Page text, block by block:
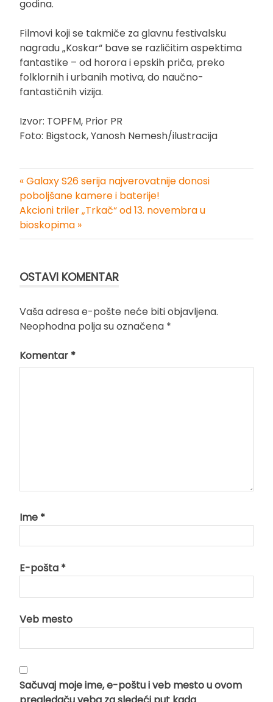
godina.
Filmovi koji se takmiče za glavnu festivalsku
nagradu „Koskar“ bave se različitim aspektima
fantastike – od horora i epskih priča, preko
folklornih i urbanih motiva, do naučno-
fantastičnih vizija.
Izvor: TOPFM, Prior PR
Foto: Bigstock, Yanosh Nemesh/ilustracija
Kretanje
članka
« Galaxy S26 serija najverovatnije donosi
poboljšane kamere i baterije!
Akcioni triler „Trkač“ od 13. novembra u
bioskopima »
OSTAVI KOMENTAR
Vaša adresa e-pošte neće biti objavljena.
Neophodna polja su označena *
Komentar *
Ime *
E-pošta *
Veb mesto
Sačuvaj moje ime, e-poštu i veb mesto u ovom